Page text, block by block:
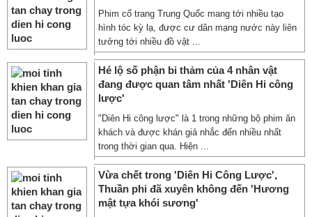
Phim cổ trang Trung Quốc mang tới nhiều tạo
hình tóc kỳ lạ, được cư dân mạng nước này liên
tưởng tới nhiều đồ vật ...
Hé lộ số phận bi thảm của 4 nhân vật
đang được quan tâm nhất 'Diên Hi công
lược'
"Diên Hi công lược" là 1 trong những bộ phim ăn
khách và được khán giả nhắc đến nhiều nhất
trong thời gian qua. Hiện ...
Vừa chết trong 'Diên Hi Công Lược',
Thuần phi đã xuyên không đến 'Hương
mật tựa khói sương'